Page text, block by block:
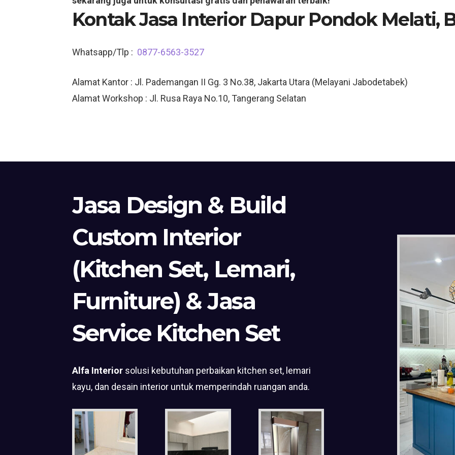
Kontak Jasa Interior Dapur Pondok Melati,
Whatsapp/Tlp : 0877-6563-3527
Alamat Kantor : Jl. Pademangan II Gg. 3 No.38, Jakarta Utara (Melayani Jabodetabek)
Alamat Workshop : Jl. Rusa Raya No.10, Tangerang Selatan
Jasa Design & Build
Custom Interior
(Kitchen Set, Lemari,
Furniture) & Jasa
Service Kitchen Set
Alfa Interior solusi kebutuhan perbaikan kitchen set, lemari
kayu, dan desain interior untuk memperindah ruangan anda.